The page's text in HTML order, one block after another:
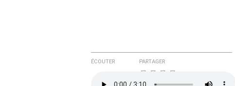
ÉCOUTER PARTAGER